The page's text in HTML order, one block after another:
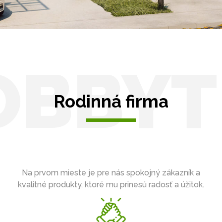
Rodinná firma
Na prvom mieste je pre nás spokojný zákazník a
kvalitné produkty, ktoré mu prinesú radosť a úžitok.